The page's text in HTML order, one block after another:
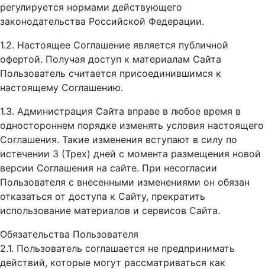
регулируется нормами действующего
законодательства Российской Федерации.
1.2. Настоящее Соглашение является публичной
офертой. Получая доступ к материалам Сайта
Пользователь считается присоединившимся к
настоящему Соглашению.
1.3. Администрация Сайта вправе в любое время в
одностороннем порядке изменять условия настоящего
Соглашения. Такие изменения вступают в силу по
истечении 3 (Трех) дней с момента размещения новой
версии Соглашения на сайте. При несогласии
Пользователя с внесенными изменениями он обязан
отказаться от доступа к Сайту, прекратить
использование материалов и сервисов Сайта.
Обязательства Пользователя
2.1. Пользователь соглашается не предпринимать
действий, которые могут рассматриваться как